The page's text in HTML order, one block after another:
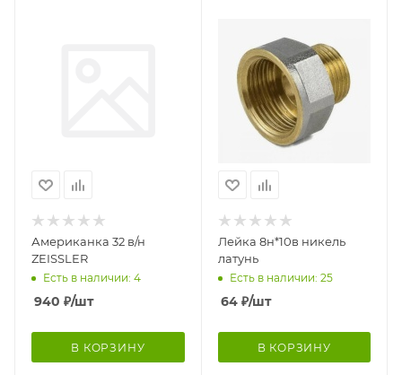
Американка 32 в/н
ZEISSLER
Есть в наличии: 4
940 ₽/шт
В КОРЗИНУ
Лейка 8н*10в никель
латунь
Есть в наличии: 25
64₽/шт
В КОРЗИНУ